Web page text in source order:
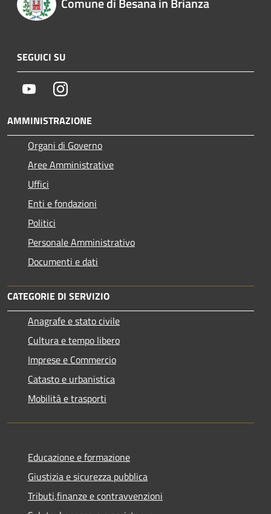
SEGUICI SU
YoutubeInstagram
AMMINISTRAZIONE
Organi di Governo
Aree Amministrative
Uffici
Enti e fondazioni
Politici
Personale Amministrativo
Documenti e dati
CATEGORIE DI SERVIZIO
Anagrafe e stato civile
Cultura e tempo libero
Imprese e Commercio
Catasto e urbanistica
Mobilità e trasporti
Educazione e formazione
Giustizia e sicurezza pubblica
Tributi,finanze e contravvenzioni